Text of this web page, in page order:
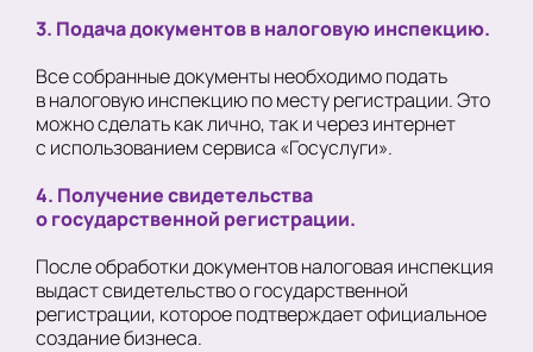
3. Подача документов в налоговую инспекцию.
Все собранные документы необходимо подать
в налоговую инспекцию по месту регистрации. Это
можно сделать как лично, так и через интернет
с использованием сервиса «Госуслуги».
4. Получение свидетельства
о государственной регистрации.
После обработки документов налоговая инспекция
выдаст свидетельство о государственной
регистрации, которое подтверждает официальное
создание бизнеса.